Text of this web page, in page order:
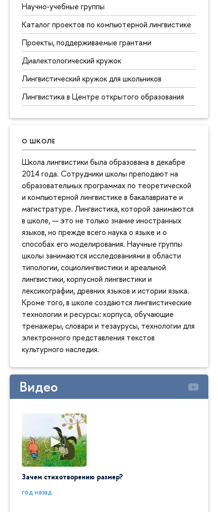
Научно-учебные группы
Каталог проектов по компьютерной лингвистике
Проекты, поддерживаемые грантами
Диалектологический кружок
Лингвистический кружок для школьников
Лингвистика в Центре открытого образования
О ШКОЛЕ
Школа лингвистики была образована в декабре
2014 года. Сотрудники школы преподают на
образовательных программах по теоретической
и компьютерной лингвистике в бакалавриате и
магистратуре. Лингвистика, которой занимаются
в школе, — это не только знание иностранных
языков, но прежде всего наука о языке и о
способах его моделирования. Научные группы
школы занимаются исследованиями в области
типологии, социолингвистики и ареальной
лингвистики, корпусной лингвистики и
лексикографии, древних языков и истории языка.
Кроме того, в школе создаются лингвистические
технологии и ресурсы: корпуса, обучающие
тренажеры, словари и тезаурусы, технологии для
электронного представления текстов
культурного наследия.
Видео
Зачем стихотворению размер?
год назад